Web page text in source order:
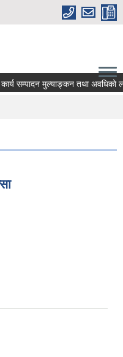
सम्पादन मुल्याङ्कन तथा अवधिको